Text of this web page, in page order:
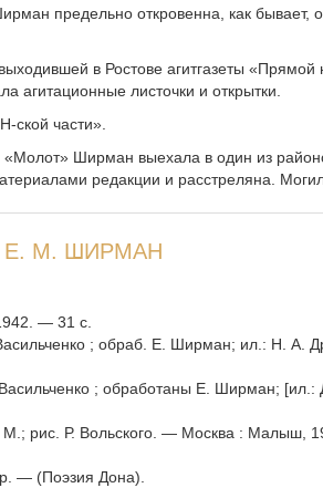
предельно откровенна, как бывает,
в Ростове агитгазеты «Прямой
агитационные листочки и открытки.
ской части».
«Молот» Ширман выехала в один из
редакции и расстреляна.
Е. М. ШИРМАН
— 31 с.
; обраб. Е. Ширман; ил.: Н. А.
; обработаны Е. Ширман; [ил.:
рис. Р. Вольского. — Москва : Малыш,
— (Поэзия Дона).